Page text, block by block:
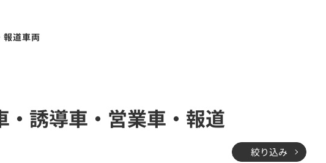
報道車両
誘導車・営業車・報道
絞り込み